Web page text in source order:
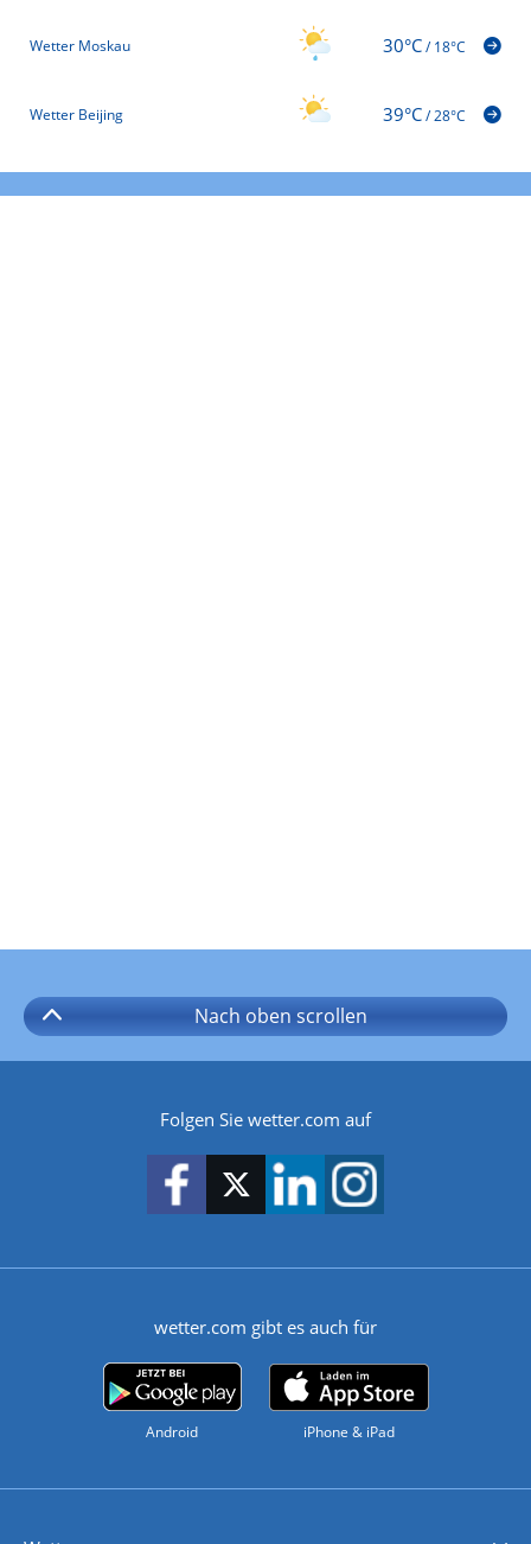
Wetter Moskau 30°C/18°C
Wetter Beijing 39°C/28°C
Nach oben scrollen
Folgen Sie wetter.com auf
wetter.com gibt es auch für
Android iPhone & iPad